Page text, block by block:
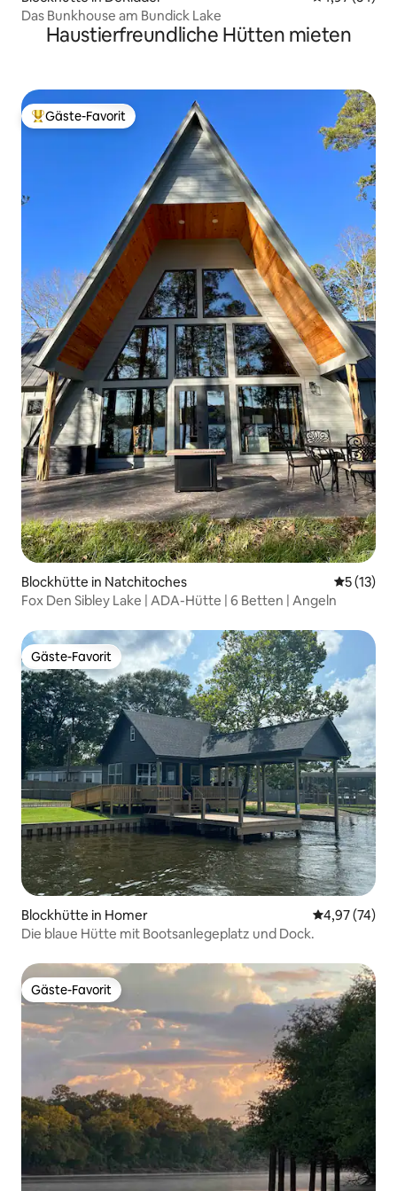
Das Bunkhouse am Bundick Lake
Haustierfreundliche Hütten mieten
Beliebter Gäste-Favorit.
Gäste-Favorit
Blockhütte in Natchitoches
5 (13)
Fox Den Sibley Lake | ADA-Hütte | 6 Betten | Angeln
Gäste-Favorit
Gäste-Favorit
Blockhütte in Homer
4,97 (74)
Die blaue Hütte mit Bootsanlegeplatz und Dock.
Gäste-Favorit
Gäste-Favorit